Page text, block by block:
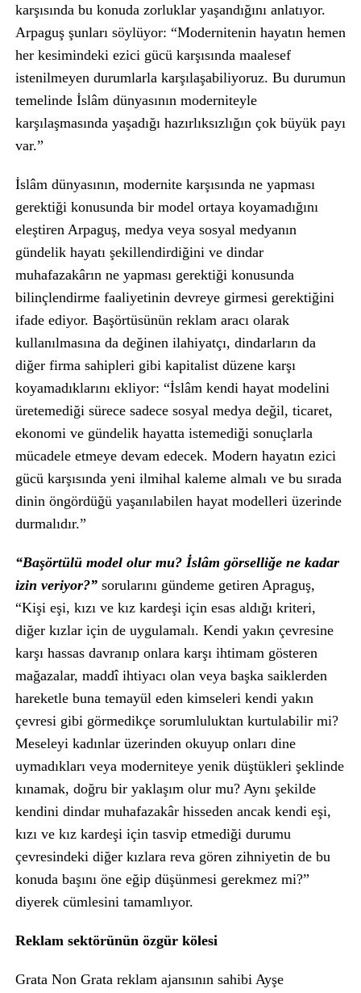
karşısında bu konuda zorluklar yaşandığını anlatıyor.
Arpaguş şunları söylüyor: “Modernitenin hayatın hemen
her kesimindeki ezici gücü karşısında maalesef
istenilmeyen durumlarla karşılaşabiliyoruz. Bu durumun
temelinde İslâm dünyasının moderniteyle
karşılaşmasında yaşadığı hazırlıksızlığın çok büyük payı
var.”
İslâm dünyasının, modernite karşısında ne yapması
gerektiği konusunda bir model ortaya koyamadığını
eleştiren Arpaguş, medya veya sosyal medyanın
gündelik hayatı şekillendirdiğini ve dindar
muhafazakârın ne yapması gerektiği konusunda
bilinçlendirme faaliyetinin devreye girmesi gerektiğini
ifade ediyor. Başörtüsünün reklam aracı olarak
kullanılmasına da değinen ilahiyatçı, dindarların da
diğer firma sahipleri gibi kapitalist düzene karşı
koyamadıklarını ekliyor: “İslâm kendi hayat modelini
üretemediği sürece sadece sosyal medya değil, ticaret,
ekonomi ve gündelik hayatta istemediği sonuçlarla
mücadele etmeye devam edecek. Modern hayatın ezici
gücü karşısında yeni ilmihal kaleme almalı ve bu sırada
dinin öngördüğü yaşanılabilen hayat modelleri üzerinde
durmalıdır.”
“Başörtülü model olur mu? İslâm görselliğe ne kadar
izin veriyor?”sorularını gündeme getiren Apraguş,
“Kişi eşi, kızı ve kız kardeşi için esas aldığı kriteri,
diğer kızlar için de uygulamalı. Kendi yakın çevresine
karşı hassas davranıp onlara karşı ihtimam gösteren
mağazalar, maddî ihtiyacı olan veya başka saiklerden
hareketle buna temayül eden kimseleri kendi yakın
çevresi gibi görmedikçe sorumluluktan kurtulabilir mi?
Meseleyi kadınlar üzerinden okuyup onları dine
uymadıkları veya moderniteye yenik düştükleri şeklinde
kınamak, doğru bir yaklaşım olur mu? Aynı şekilde
kendini dindar muhafazakâr hisseden ancak kendi eşi,
kızı ve kız kardeşi için tasvip etmediği durumu
çevresindeki diğer kızlara reva gören zihniyetin de bu
konuda başını öne eğip düşünmesi gerekmez mi?”
diyerek cümlesini tamamlıyor.
Reklam sektörünün özgür kölesi
Grata Non Grata reklam ajansının sahibi Ayşe